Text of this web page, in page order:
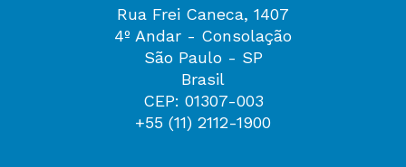
Rua Frei Caneca, 1407
4º Andar - Consolação
São Paulo - SP
Brasil
CEP: 01307-003
+55 (11) 2112-1900